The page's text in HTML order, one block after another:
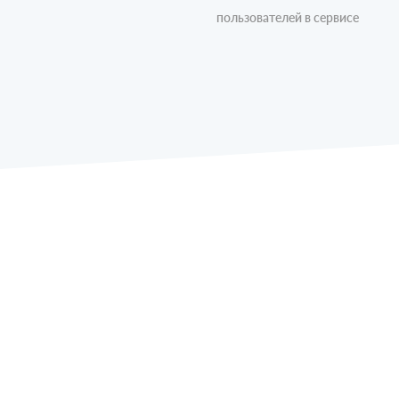
пользователей в сервисе